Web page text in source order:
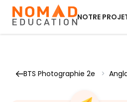
NOTRE
BTS Photographie 2e >